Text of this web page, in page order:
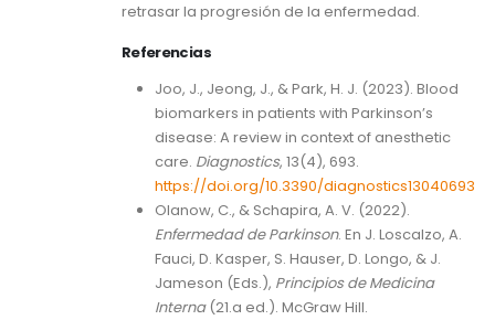
retrasar la progresión de la enfermedad.
Referencias
Joo, J., Jeong, J., & Park, H. J. (2023). Blood
biomarkers in patients with Parkinson’s
disease: A review in context of anesthetic
care. Diagnostics, 13(4), 693.
https://doi.org/10.3390/diagnostics13040693
Olanow, C., & Schapira, A. V. (2022).
Enfermedad de Parkinson. En J. Loscalzo, A.
Fauci, D. Kasper, S. Hauser, D. Longo, & J.
Jameson (Eds.), Principios de Medicina
Interna(21.a ed.). McGraw Hill.